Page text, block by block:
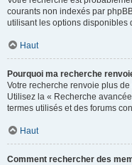
courants non indexés par
utilisant les options disponibles
Haut
Pourquoi ma recherche
Votre recherche renvoie plus
Utilisez la « Recherche
termes utilisés et des forums
Haut
Comment rechercher des